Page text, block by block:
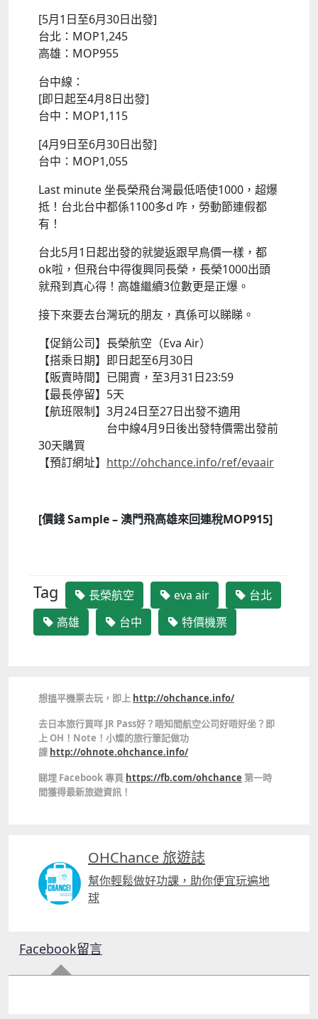
[5月1日至6月30日出發]
台北：MOP1,245
高雄：MOP955
台中線：
[即日起至4月8日出發]
台中：MOP1,115
[4月9日至6月30日出發]
台中：MOP1,055
Last minute 坐長榮飛台灣最低唔使1000，超爆
抵！台北台中都係1100多d 咋，勞動節連假都
有！
台北5月1日起出發的就變返跟早鳥價一樣，都
ok啦，但飛台中得復興同長榮，長榮1000出頭
就飛到真心得！高雄繼續3位數更是正爆。
接下來要去台灣玩的朋友，真係可以睇睇。
【促銷公司】長榮航空（Eva Air）
【搭乘日期】即日起至6月30日
【販賣時間】已開賣，至3月31日23:59
【最長停留】5天
【航班限制】3月24日至27日出發不適用
台中線4月9日後出發特價需出發前
30天購買
【預訂網址】 http://ohchance.info/ref/evaair
[價錢 Sample – 澳門飛高雄來回連稅MOP915]
Tag 長榮航空 eva air
台北
高雄
台中 特價機票
想搵平機票去玩，即上 http://ohchance.info/
去日本旅行買咩 JR Pass好？唔知間航空公司好唔好坐？即
上 OH！Note！小燦的旅行筆記做功
課 http://ohnote.ohchance.info/
睇埋 Facebook 專頁 https://fb.com/ohchance 第一時
間獲得最新旅遊資訊！
OHChance 旅遊誌
幫你輕鬆做好功課，助你便宜玩遍地
球
Facebook留言